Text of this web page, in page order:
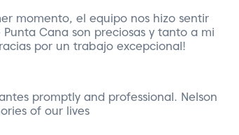
momento, el equipo nos hizo sentir
Cana son preciosas y tanto a mi
por un trabajo excepcional!
promptly and professional. Nelson
of our lives